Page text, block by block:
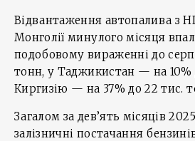
Відвантаження автопалива з
Монголії минулого місяця
подобовому вираженні до
тонн, у Таджикистан — на 10%
Киргизію — на 37% до 22 тис.
Загалом за дев’ять місяців
залізничні постачання